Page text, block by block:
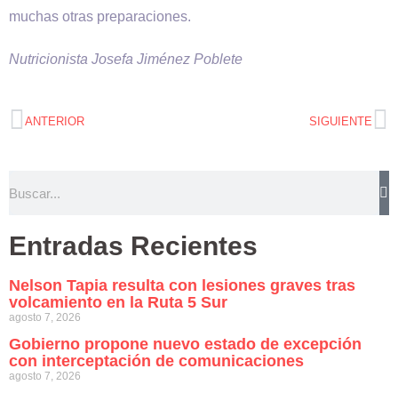
muchas otras preparaciones.
Nutricionista Josefa Jiménez Poblete
ANTERIOR SIGUIENTE
Entradas Recientes
Nelson Tapia resulta con lesiones graves tras
volcamiento en la Ruta 5 Sur
agosto 7, 2026
Gobierno propone nuevo estado de excepción
con interceptación de comunicaciones
agosto 7, 2026